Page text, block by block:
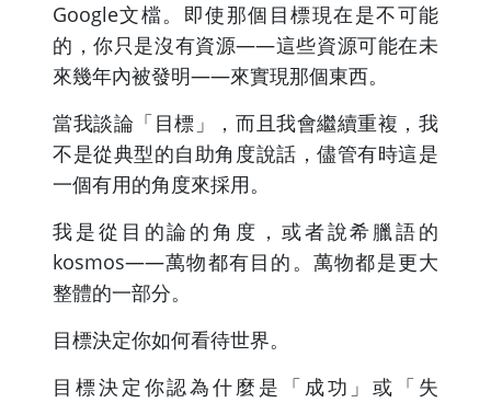
Google文檔。即使那個目標現在是不可能
的，你只是沒有資源——這些資源可能在未
來幾年內被發明——來實現那個東西。
當我談論「目標」，而且我會繼續重複，我
不是從典型的自助角度說話，儘管有時這是
一個有用的角度來採用。
我是從目的論的角度，或者說希臘語的
kosmos——萬物都有目的。萬物都是更大
整體的一部分。
目標決定你如何看待世界。
目標決定你認為什麼是「成功」或「失